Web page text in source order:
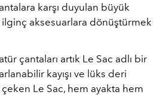
karşı duyulan büyük
aksesuarlara dönüştürmek
çantaları artık Le Sac adlı bir
kayışı ve lüks deri
Le Sac, hem ayakta hem